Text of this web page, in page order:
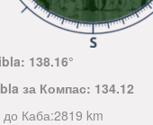
138.16°
за Компас: 134.12
до Каба:2819 km